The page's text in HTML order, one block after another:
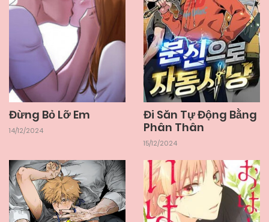
Đừng Bỏ Lỡ Em
14/12/2024
Đi Săn Tự Động Bằng
Phân Thân
15/12/2024